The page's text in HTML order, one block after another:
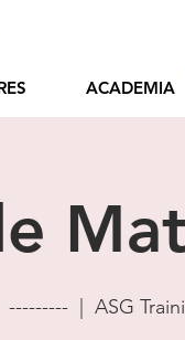
ACADEMIA
---------
  |
ASG